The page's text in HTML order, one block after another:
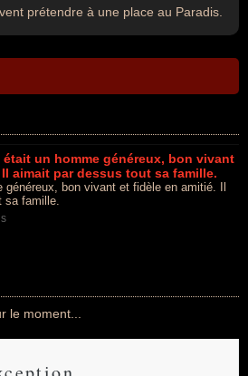
prétendre à une place au Paradis.
était un homme généreux, bon vivant
aimait par dessus tout sa famille.
généreux, bon vivant et fidèle en amitié. Il
sa famille.
le moment...